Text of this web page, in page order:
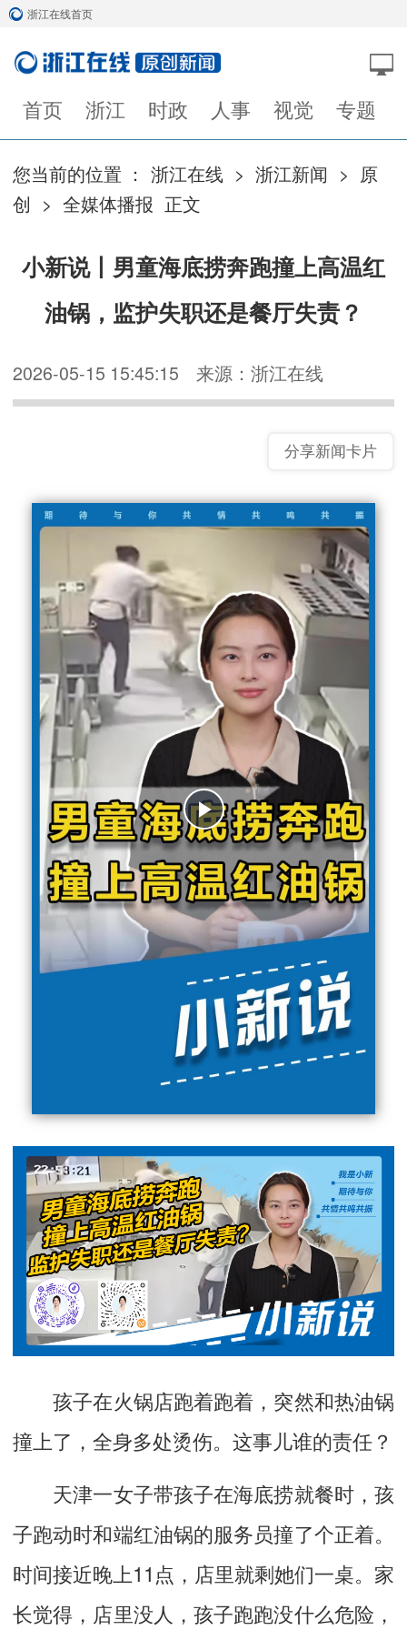
浙江在线首页
首页 浙江 时政 人事 视觉 专题
您当前的位置 ： 浙江在线 > 浙江新闻 > 原
创 > 全媒体播报 正文
小新说丨男童海底捞奔跑撞上高温红
油锅，监护失职还是餐厅失责？
2026-05-15 15:45:15 来源：浙江在线
分享新闻卡片
孩子在火锅店跑着跑着，突然和热油锅
撞上了，全身多处烫伤。这事儿谁的责任？
天津一女子带孩子在海底捞就餐时，孩
子跑动时和端红油锅的服务员撞了个正着。
时间接近晚上11点，店里就剩她们一桌。家
长觉得，店里没人，孩子跑跑没什么危险，